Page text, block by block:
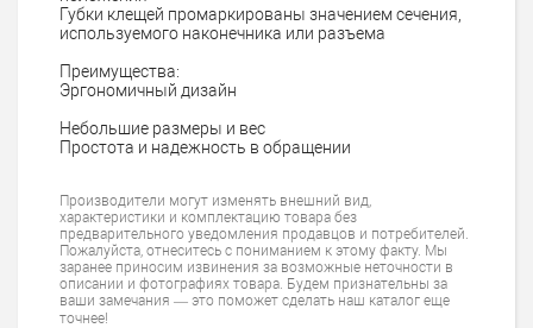
Губки клещей промаркированы значением сечения,
используемого наконечника или разъема
Преимущества:
Эргономичный дизайн
Небольшие размеры и вес
Простота и надежность в обращении
Производители могут изменять внешний вид,
характеристики и комплектацию товара без
предварительного уведомления продавцов и потребителей.
Пожалуйста, отнеситесь с пониманием к этому факту. Мы
заранее приносим извинения за возможные неточности в
описании и фотографиях товара. Будем признательны за
ваши замечания — это поможет сделать наш каталог еще
точнее!